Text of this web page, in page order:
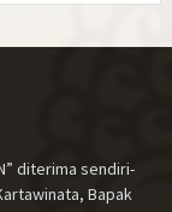
diterima sendiri-
Bapak